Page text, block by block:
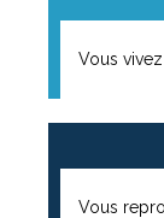
Vous
Vous